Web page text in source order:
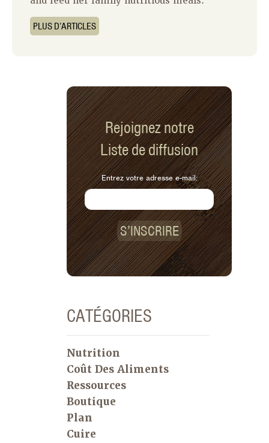
PLUS D’ARTICLES
Rejoignez notre
Liste de diffusion
Entrez votre adresse e-mail:
S’INSCRIRE
CATÉGORIES
Nutrition
Coût Des Aliments
Ressources
Boutique
Plan
Cuire